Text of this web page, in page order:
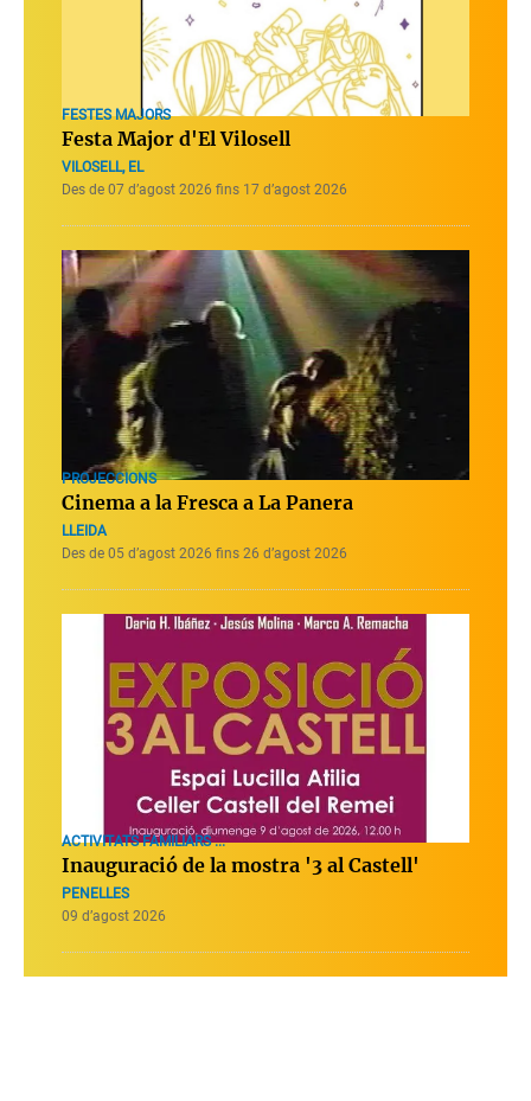
FESTES MAJORS
Festa Major d'El Vilosell
VILOSELL, EL
Des de 07 d’agost 2026 fins 17 d’agost 2026
PROJECCIONS
Cinema a la Fresca a La Panera
LLEIDA
Des de 05 d’agost 2026 fins 26 d’agost 2026
ACTIVITATS FAMILIARS ...
Inauguració de la mostra '3 al Castell'
PENELLES
09 d’agost 2026